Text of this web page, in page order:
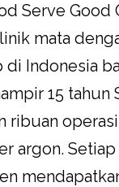
Serve Good
mata
Indonesia
15 tahun
ribuan
argon.